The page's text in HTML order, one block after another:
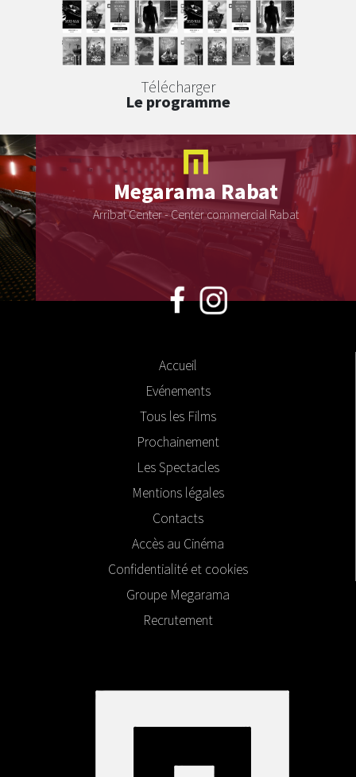
Télécharger
Le programme
Megarama Rabat
Arribat Center - Center commercial Rabat
Accueil
Evénements
Tous les Films
Prochainement
Les Spectacles
Mentions légales
Contacts
Accès au Cinéma
Confidentialité et cookies
Groupe Megarama
Recrutement